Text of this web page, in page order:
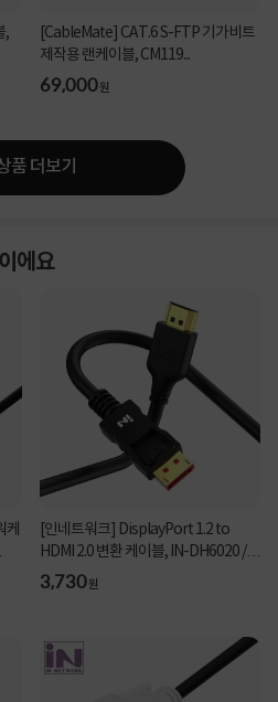
,
[CableMate] CAT.6 S-FTP 기가비트
제작용 랜케이블, CM119...
69,000원
품 더보기
에요
케
[인네트워크] DisplayPort 1.2 to
HDMI 2.0 변환 케이블, IN-DH6020 /
INC336 [2m]
3,730원